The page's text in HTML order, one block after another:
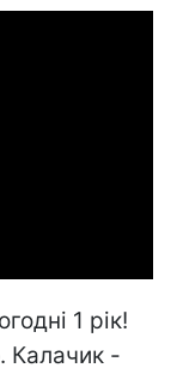
1 рік!
Калачик -